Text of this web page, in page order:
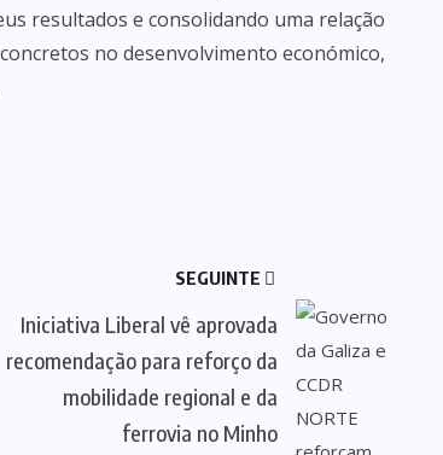
resultados e consolidando uma relação
no desenvolvimento económico,
SEGUINTE
Iniciativa Liberal vê aprovada
recomendação para reforço da
mobilidade regional e da
ferrovia no Minho